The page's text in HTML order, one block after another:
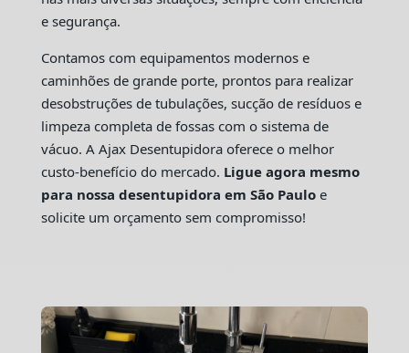
e segurança.
Contamos com equipamentos modernos e
caminhões de grande porte, prontos para realizar
desobstruções de tubulações, sucção de resíduos e
limpeza completa de fossas com o sistema de
vácuo. A Ajax Desentupidora oferece o melhor
custo-benefício do mercado. Ligue agora mesmo
para nossa desentupidora em São Pauloe
solicite um orçamento sem compromisso!